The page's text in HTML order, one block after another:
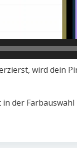
wird dein
der